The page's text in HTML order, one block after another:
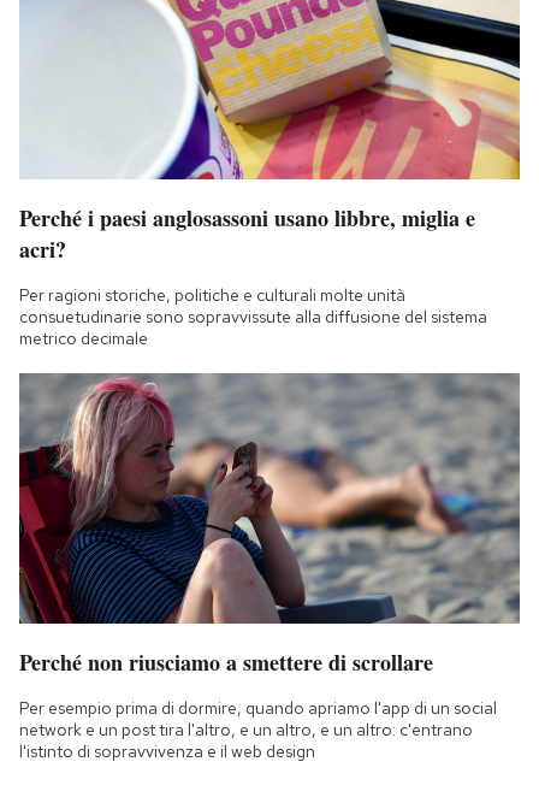
Perché i paesi anglosassoni usano libbre, miglia e
acri?
Per ragioni storiche, politiche e culturali molte unità
consuetudinarie sono sopravvissute alla diffusione del sistema
metrico decimale
Perché non riusciamo a smettere di scrollare
Per esempio prima di dormire, quando apriamo l'app di un social
network e un post tira l'altro, e un altro, e un altro: c'entrano
l'istinto di sopravvivenza e il web design